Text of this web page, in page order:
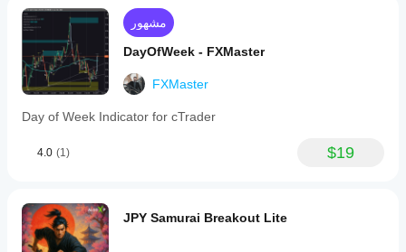
مشهور
DayOfWeek - FXMaster
FXMaster
Day of Week Indicator for cTrader
4.0 (1) $19
JPY Samurai Breakout Lite